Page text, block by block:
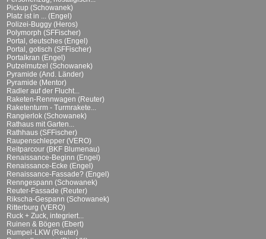
Pickup (Schowanek)
Platz ist in ... (Engel)
Polizei-Buggy (Heros)
Polymorph (SFFischer)
Portal, deutsches (Engel)
Portal, gotisch (SFFischer)
Portalkran (Engel)
Putzelmutzel (Schowanek)
Pyramide (And. Länder)
Pyramide (Mentor)
Radler auf der Flucht...
Raketen-Rennwagen (Reuter)
Raketenturm - Turmrakete...
Rangierlok (Schowanek)
Rathaus mit Garten...
Rathhaus (SFFischer)
Raupenschlepper (VERO)
Reitparcour (BKF Blumenau)
Renaissance-Beginn (Engel)
Renaissance-Ecke (Engel)
Renaissance-Fassade? (Engel)
Renngespann (Schowanek)
Reuter-Fassade (Reuter)
Rikscha-Gespann (Schowanek)
Ritterburg (VERO)
Ruck + Zuck, integriert...
Ruinen & Bögen (Ebert)
Rumpel-LKW (Reuter)